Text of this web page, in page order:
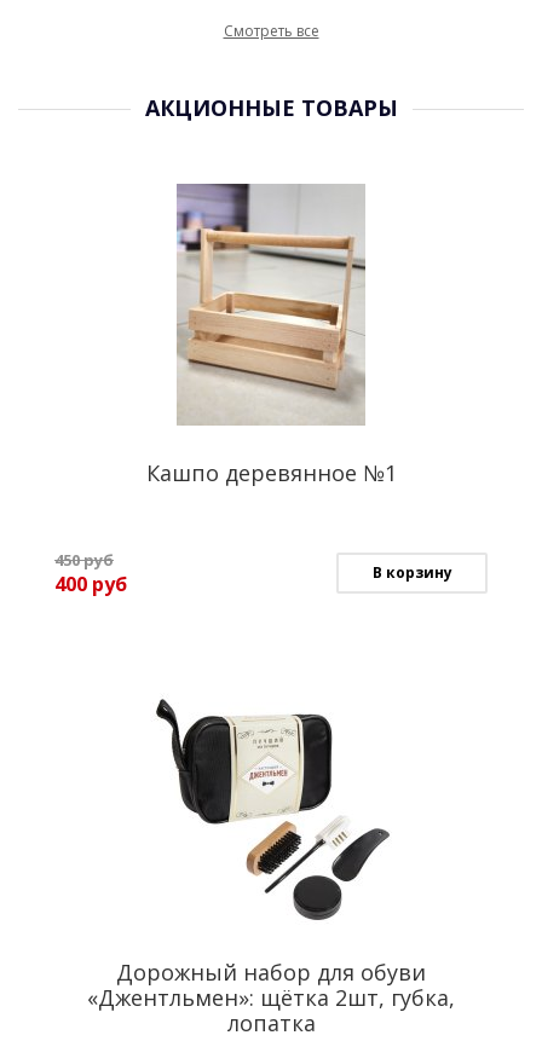
Смотреть все
АКЦИОННЫЕ ТОВАРЫ
Кашпо деревянное №1
450руб
400 руб В корзину
Дорожный набор для обуви
«Джентльмен»: щётка 2шт, губка,
лопатка